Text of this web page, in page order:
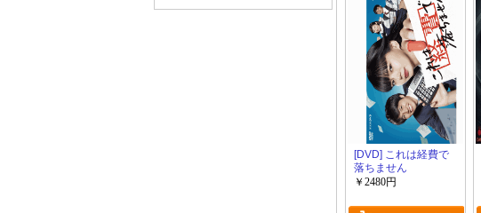
[DVD] これは経費で
落ちません
￥2480円